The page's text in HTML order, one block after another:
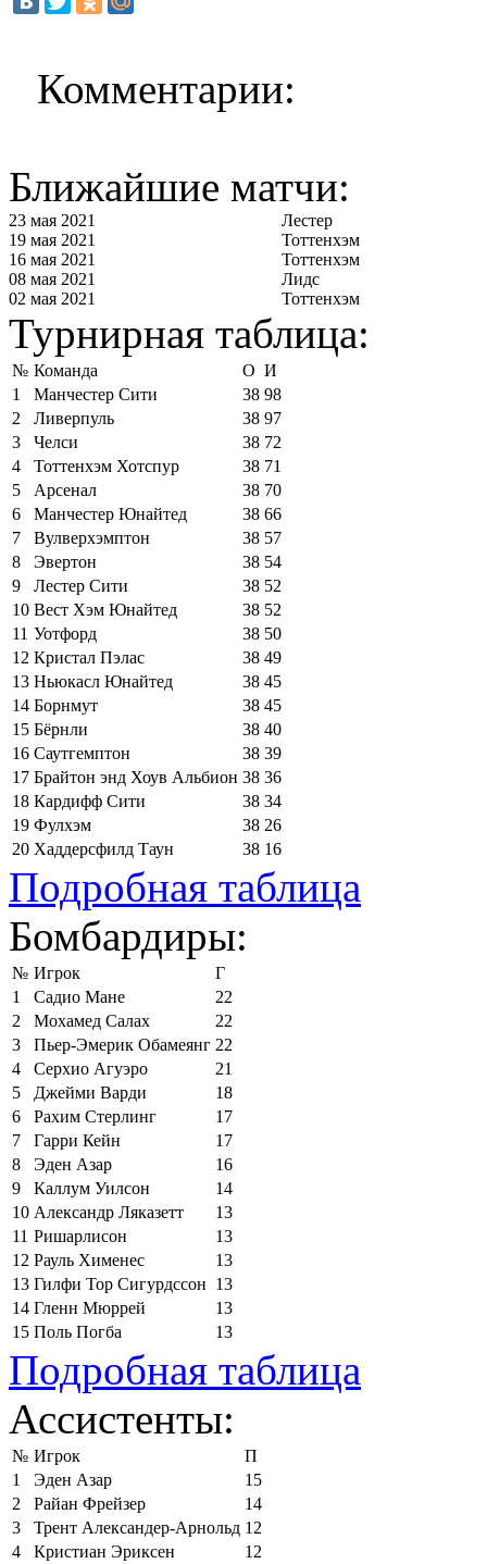
Комментарии:
Ближайшие матчи:
23 мая 2021
Лестер
19 мая 2021
Тоттенхэм
16 мая 2021
Тоттенхэм
08 мая 2021
Лидс
02 мая 2021
Тоттенхэм
Турнирная таблица:
№ Команда О И
1
Манчестер Сити 38 98
2
Ливерпуль 38 97
3
Челси 38 72
4
Тоттенхэм Хотспур 38 71
5
Арсенал 38 70
6
Манчестер Юнайтед 38 66
7
Вулверхэмптон 38 57
8
Эвертон 38 54
9
Лестер Сити 38 52
10 Вест Хэм Юнайтед 38 52
11 Уотфорд 38 50
12 Кристал Пэлас 38 49
13 Ньюкасл Юнайтед 38 45
14 Борнмут 38 45
15 Бёрнли 38 40
16 Саутгемптон 38 39
17 Брайтон энд Хоув Альбион 38 36
18 Кардифф Сити 38 34
19 Фулхэм 38 26
20 Хаддерсфилд Таун 38 16
Подробная таблица
Бомбардиры:
№ Игрок
Г
1
Садио Мане
22
2
Мохамед Салах
22
3
Пьер-Эмерик Обамеянг 22
4
Серхио Агуэро
21
5
Джейми Варди
18
6
Рахим Стерлинг
17
7
Гарри Кейн
17
8
Эден Азар
16
9
Каллум Уилсон
14
10 Александр Ляказетт
13
11 Ришарлисон
13
12 Рауль Хименес
13
13 Гилфи Тор Сигурдссон 13
14 Гленн Мюррей
13
15 Поль Погба 13
Подробная таблица
Ассистенты:
№ Игрок
П
1
Эден Азар
15
2
Райан Фрейзер
14
3
Трент Александер-Арнольд 12
4
Кристиан Эриксен
12